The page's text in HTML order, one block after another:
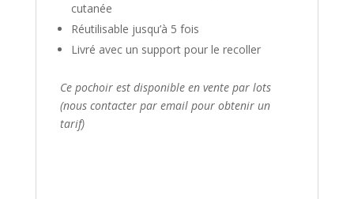
cutanée
Réutilisable jusqu’à 5 fois
Livré avec un support pour le recoller
Ce pochoir est disponible en vente par lots
(nous contacter par email pour obtenir un
tarif)